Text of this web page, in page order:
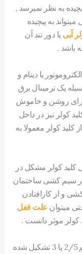
به نظر نمیرسد ,
به پیچیده
آبی یا دور تند آن
باشد .
یا دینام و
یک ترمینال برق
برای روشن و خاموش
کولر نیز در داخل
کولر معمولا به
کلید کولر مشکل در
سیم کشی ساختمان
و از کارافتادن
میتوان علت قفل
موثر دانست .
سیم کشی کولر به طور استاندارد از سه سیم 2/5 یا 3 تشکیل شده